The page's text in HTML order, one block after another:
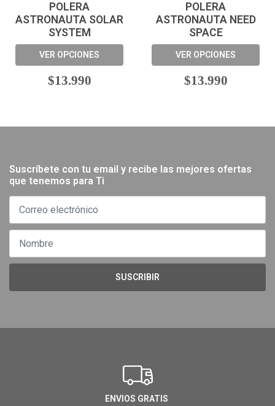
POLERA
ASTRONAUTA SOLAR
SYSTEM
VER OPCIONES
$13.990
POLERA
ASTRONAUTA NEED
SPACE
VER OPCIONES
$13.990
Suscríbete con tu email y recibe las mejores ofertas
que tenemos para Ti
SUSCRIBIR
ENVIOS GRATIS